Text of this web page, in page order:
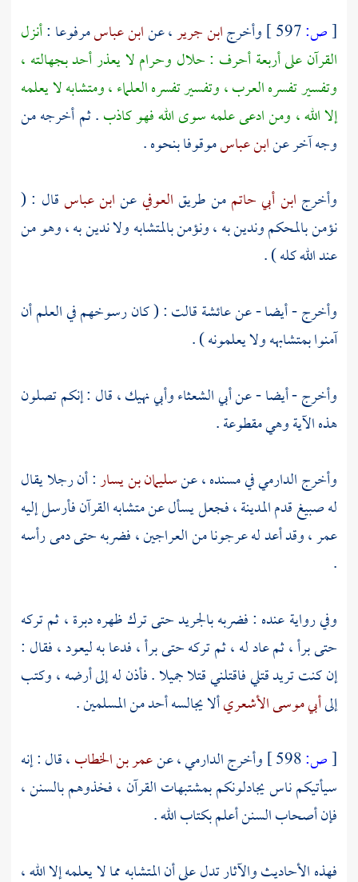
[ص: وأخرجابن جرير، عنابن عباسمرفوعا :أنزل
القرآن على أربعة أحرف : حلال وحرام لا يعذر أحد بجهالته ،
وتفسير تفسره العرب ، وتفسير تفسره العلماء ، ومتشابه لا يعلمه
إلا الله ، ومن ادعى علمه سوى الله فهو كاذب. ثم أخرجه من
وجه آخر عنابن عباسموقوفا بنحوه .
وأخرج ابن أبي حاتممن طريقالعوفيعنابن عباسقال : (
نؤمن بالمحكم وندين به ، ونؤمن بالمتشابه ولا ندين به ، وهو من
عند الله كله ) .
وأخرج - أيضا - عنعائشةقالت : ( كان رسوخهم في العلم أن
آمنوا بمتشابهه ولا يعلمونه ) .
وأخرج - أيضا - عنأبي الشعثاءوأبي نهيك، قال : إنكم تصلون
هذه الآية وهي مقطوعة .
وأخرجالدارميفي مسنده ، عنسليمان بن يسار: أن رجلا يقال
له صبيغ قدمالمدينة، فجعل يسأل عن متشابه القرآن فأرسل إليه
عمر، وقد أعد له عرجونا من العراجين ، فضربه حتى دمى رأسه
.
وفي رواية عنده : فضربه بالجريد حتى ترك ظهره دبرة ، ثم تركه
حتى برأ ، ثم عاد له ، ثم تركه حتى برأ ، فدعا به ليعود ، فقال :
إن كنت تريد قتلي فاقتلني قتلا جميلا . فأذن له إلى أرضه ، وكتب
إلىأبي موسى الأشعريألا يجالسه أحد من المسلمين .
[ص: وأخرجالدارمي، عنعمر بن الخطاب، قال : إنه
سيأتيكم ناس يجادلونكم بمشتبهات القرآن ، فخذوهم بالسنن ،
فإن أصحاب السنن أعلم بكتاب الله .
فهذه الأحاديث والآثار تدل على أن المتشابه مما لا يعلمه إلا الله ،